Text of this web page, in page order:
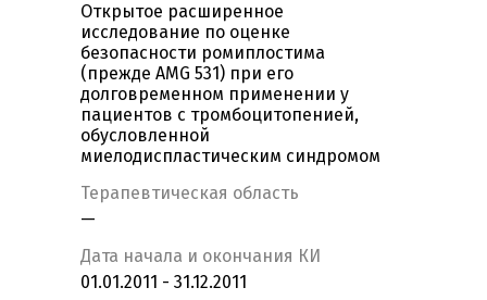
Открытое расширенное
исследование по оценке
безопасности ромиплостима
(прежде AMG 531) при его
долговременном применении у
пациентов с тромбоцитопенией,
обусловленной
миелодиспластическим синдромом
Терапевтическая область
—
Дата начала и окончания КИ
01.01.2011 - 31.12.2011